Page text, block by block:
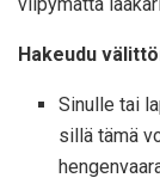
Hakeudu
Sinulle tai
sillä tämä